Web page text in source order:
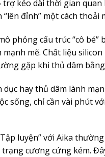
kéo dài thời gian
đỉnh” một cách thoải
phỏng cấu trúc “cô
mẽ. Chất liệu
gặp khi thủ dâm
dục hay thủ dâm lành
sống, chỉ cần vài phút
luyện” với Aika
cương cứng kém.